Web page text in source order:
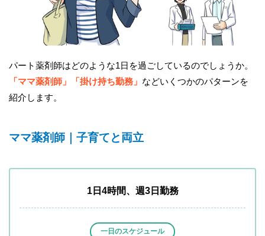
パート薬剤師はどのような1日を過ごしているのでしょうか。
「ママ薬剤師」「掛け持ち勤務」 などいくつかのパターンを
紹介します。
ママ薬剤師｜子育てと両立
1日4時間、週3日勤務
一日のスケジュール